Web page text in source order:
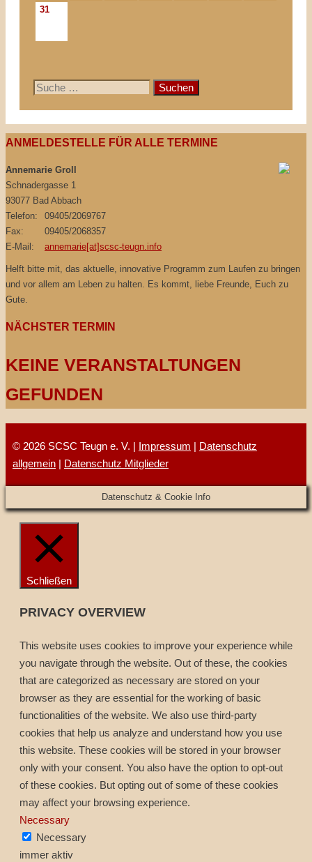
31
Suche
ANMELDESTELLE FÜR ALLE TERMINE
Annemarie Groll
Schnadergasse 1
93077 Bad Abbach
Telefon:
09405/2069767
Fax:
09405/2068357
E-Mail:
annemarie[at]scsc-teugn.info
Helft bitte mit, das aktuelle, innovative Programm zum Laufen zu bringen
und vor allem am Leben zu halten. Es kommt, liebe Freunde, Euch zu
Gute.
NÄCHSTER TERMIN
KEINE VERANSTALTUNGEN
GEFUNDEN
© 2026 SCSC Teugn e. V. | Impressum | Datenschutz
allgemein | Datenschutz Mitglieder
Datenschutz & Cookie Info
Schließen
PRIVACY OVERVIEW
This website uses cookies to improve your experience while
you navigate through the website. Out of these, the cookies
that are categorized as necessary are stored on your
browser as they are essential for the working of basic
functionalities of the website. We also use third-party
cookies that help us analyze and understand how you use
this website. These cookies will be stored in your browser
only with your consent. You also have the option to opt-out
of these cookies. But opting out of some of these cookies
may affect your browsing experience.
Necessary
Necessary
immer aktiv